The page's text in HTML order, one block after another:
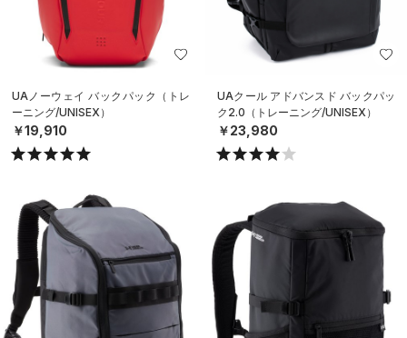
UAノーウェイ バックパック（トレ
ーニング/UNISEX）
￥19,910
UAクール アドバンスド バックパッ
ク2.0（トレーニング/UNISEX）
￥23,980